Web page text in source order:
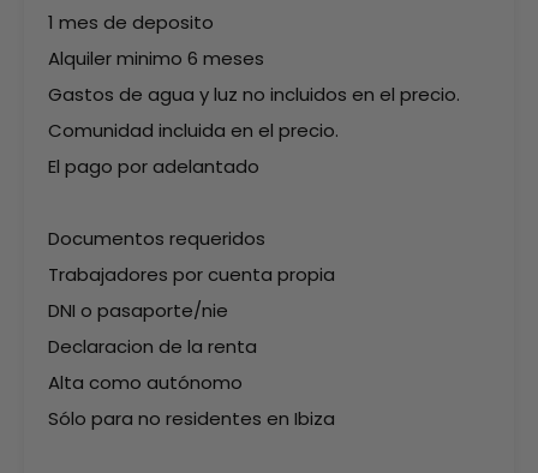
1 mes de deposito
Alquiler minimo 6 meses
Gastos de agua y luz no incluidos en el precio.
Comunidad incluida en el precio.
El pago por adelantado
Documentos requeridos
Trabajadores por cuenta propia
DNI o pasaporte/nie
Declaracion de la renta
Alta como autónomo
Sólo para no residentes en Ibiza